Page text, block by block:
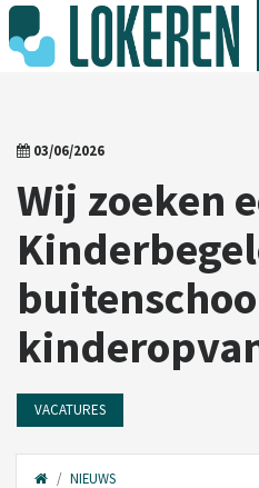
03/06/2026
Wij zoeken
VACATURES
NIEUWS